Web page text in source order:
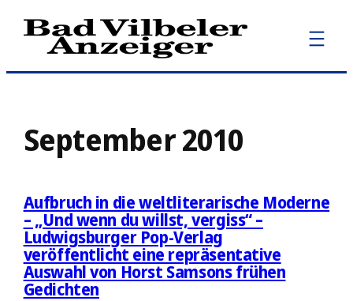
Zum
Inhalt
September 2010
Aufbruch in die weltliterarische Moderne
– „Und wenn du willst, vergiss“ –
Ludwigsburger Pop-Verlag
veröffentlicht eine repräsentative
Auswahl von Horst Samsons frühen
Gedichten